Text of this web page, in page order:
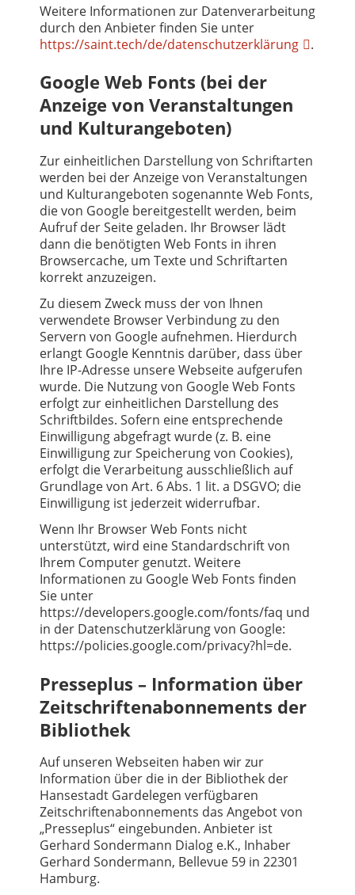
Weitere Informationen zur Datenverarbeitung
durch den Anbieter finden Sie unter
https://saint.tech/de/datenschutzerklärung
.
Google Web Fonts (bei der
Anzeige von Veranstaltungen
und Kulturangeboten)
Zur einheitlichen Darstellung von Schriftarten
werden bei der Anzeige von Veranstaltungen
und Kulturangeboten sogenannte Web Fonts,
die von Google bereitgestellt werden, beim
Aufruf der Seite geladen. Ihr Browser lädt
dann die benötigten Web Fonts in ihren
Browsercache, um Texte und Schriftarten
korrekt anzuzeigen.
Zu diesem Zweck muss der von Ihnen
verwendete Browser Verbindung zu den
Servern von Google aufnehmen. Hierdurch
erlangt Google Kenntnis darüber, dass über
Ihre IP-Adresse unsere Webseite aufgerufen
wurde. Die Nutzung von Google Web Fonts
erfolgt zur einheitlichen Darstellung des
Schriftbildes. Sofern eine entsprechende
Einwilligung abgefragt wurde (z. B. eine
Einwilligung zur Speicherung von Cookies),
erfolgt die Verarbeitung ausschließlich auf
Grundlage von Art. 6 Abs. 1 lit. a DSGVO; die
Einwilligung ist jederzeit widerrufbar.
Wenn Ihr Browser Web Fonts nicht
unterstützt, wird eine Standardschrift von
Ihrem Computer genutzt. Weitere
Informationen zu Google Web Fonts finden
Sie unter
https://developers.google.com/fonts/faq und
in der Datenschutzerklärung von Google:
https://policies.google.com/privacy?hl=de.
Presseplus – Information über
Zeitschriftenabonnements der
Bibliothek
Auf unseren Webseiten haben wir zur
Information über die in der Bibliothek der
Hansestadt Gardelegen verfügbaren
Zeitschriftenabonnements das Angebot von
„Presseplus“ eingebunden. Anbieter ist
Gerhard Sondermann Dialog e.K., Inhaber
Gerhard Sondermann, Bellevue 59 in 22301
Hamburg.